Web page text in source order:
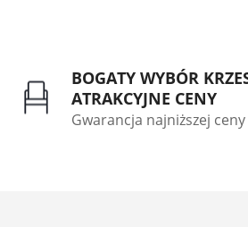
BOGATY WYBÓR
ATRAKCYJNE CENY
Gwarancja najniższej ceny